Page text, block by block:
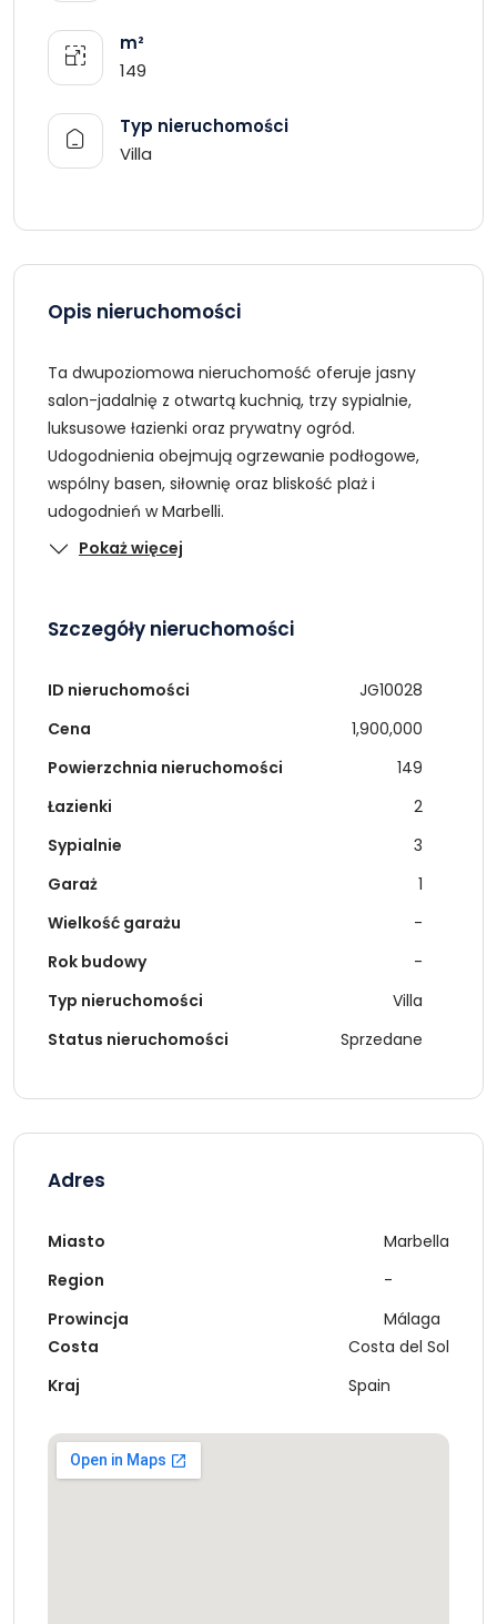
m²
149
Typ nieruchomości
Villa
Opis nieruchomości
Ta dwupoziomowa nieruchomość oferuje jasny
salon-jadalnię z otwartą kuchnią, trzy sypialnie,
luksusowe łazienki oraz prywatny ogród.
Udogodnienia obejmują ogrzewanie podłogowe,
wspólny basen, siłownię oraz bliskość plaż i
udogodnień w Marbelli.
Pokaż więcej
Szczegóły nieruchomości
ID nieruchomości
JG10028
Cena
1,900,000
Powierzchnia nieruchomości
149
Łazienki
2
Sypialnie
3
Garaż
1
Wielkość garażu
-
Rok budowy
-
Typ nieruchomości
Villa
Status nieruchomości
Sprzedane
Adres
Miasto
Region
Prowincja
Marbella
-
Málaga
Costa
Kraj
Costa del Sol
Spain